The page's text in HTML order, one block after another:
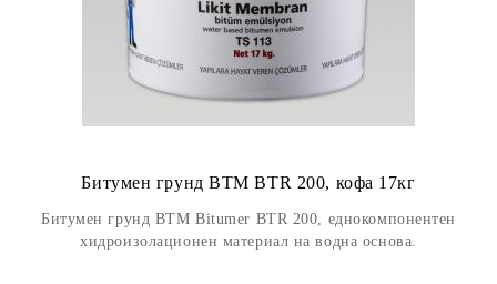
Битумен грунд BTM BTR 200, кофа 17кг
Битумен грунд BTM Bitumer BTR 200, еднокомпонентен
хидроизолационен материал на водна основа.